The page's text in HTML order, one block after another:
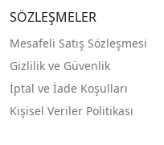
SÖZLEŞMELER
Mesafeli Satış Sözleşmesi
Gizlilik ve Güvenlik
İptal ve İade Koşulları
Kişisel Veriler Politikası